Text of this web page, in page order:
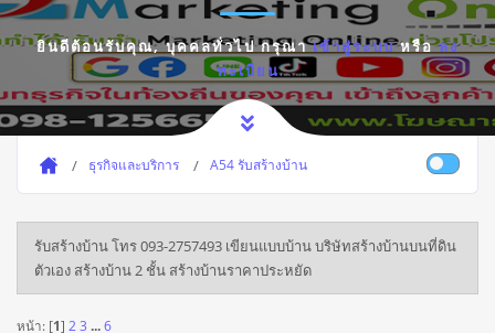
ยินดีต้อนรับคุณ,บุคคลทั่วไปกรุณาเข้าสู่ระบบหรือลง
ทะเบียน
ธุรกิจและบริการ A54 รับสร้างบ้าน
รับสร้างบ้าน โทร 093-2757493 เขียนแบบบ้าน บริษัทสร้างบ้านบนที่ดิน
ตัวเอง สร้างบ้าน 2 ชั้น สร้างบ้านราคาประหยัด
หน้า: [1] 2 3 ...6